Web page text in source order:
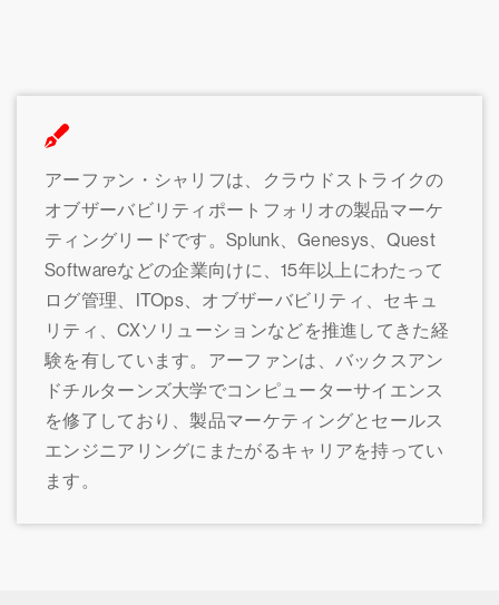
アーファン・シャリフは、クラウドストライクの
オブザーバビリティポートフォリオの製品マーケ
ティングリードです。Splunk、Genesys、Quest
Softwareなどの企業向けに、15年以上にわたって
ログ管理、ITOps、オブザーバビリティ、セキュ
リティ、CXソリューションなどを推進してきた経
験を有しています。アーファンは、バックスアン
ドチルターンズ大学でコンピューターサイエンス
を修了しており、製品マーケティングとセールス
エンジニアリングにまたがるキャリアを持ってい
ます。